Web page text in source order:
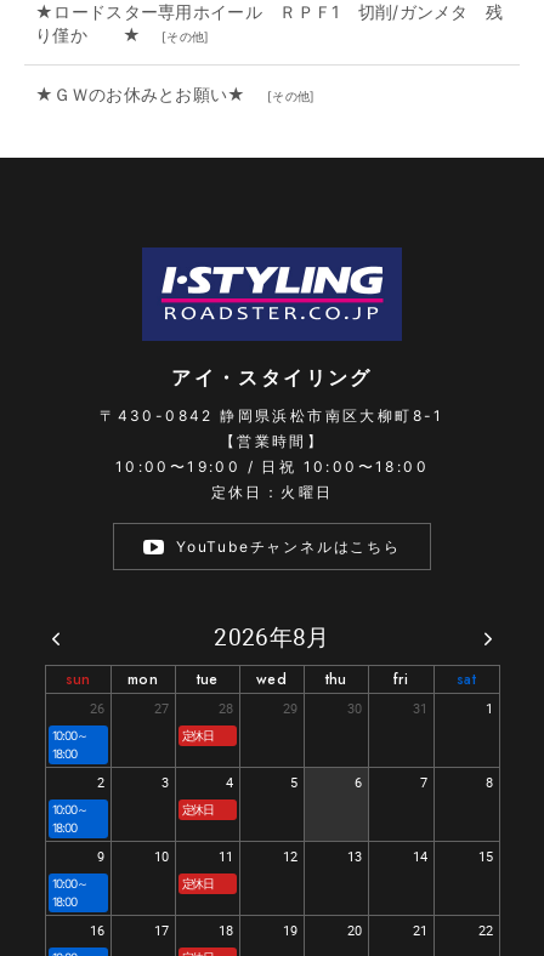
★ロードスター専用ホイール ＲＰＦ1 切削/ガンメタ 残
り僅か ★
[その他]
★ＧＷのお休みとお願い★ [その他]
アイ・スタイリング
〒430-0842静岡県浜松市南区大柳町8-1
【営業時間】
10:00〜19:00 / 日祝 10:00〜18:00
定休日：火曜日
YouTubeチャンネルはこちら
2026年8月
sun mon tue wed thu fri sat
26
10:00～
18:00
27 28
定休日
29 30 31 1
2
10:00～
18:00
3 4
定休日
5 6 7 8
9
10:00～
18:00
10 11
定休日
12 13 14 15
16 17 18 19 20 21 22